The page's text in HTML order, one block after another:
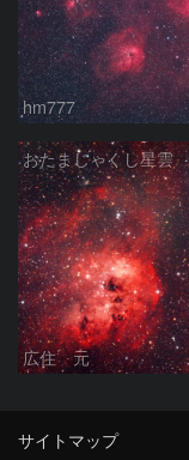
hm777
おたまじゃくし星雲
広住 元
サイトマップ